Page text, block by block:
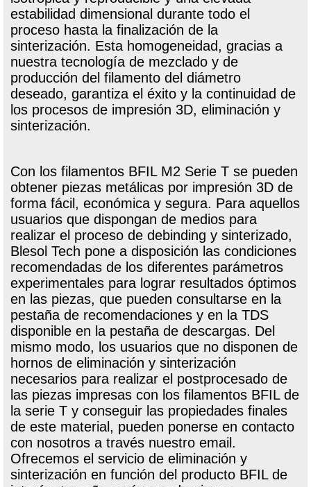
estabilidad dimensional durante todo el
proceso hasta la finalización de la
sinterización. Esta homogeneidad, gracias a
nuestra tecnología de mezclado y de
producción del filamento del diámetro
deseado, garantiza el éxito y la continuidad de
los procesos de impresión 3D, eliminación y
sinterización.
Con los filamentos BFIL M2 Serie T se pueden
obtener piezas metálicas por impresión 3D de
forma fácil, económica y segura. Para aquellos
usuarios que dispongan de medios para
realizar el proceso de debinding y sinterizado,
Blesol Tech pone a disposición las condiciones
recomendadas de los diferentes parámetros
experimentales para lograr resultados óptimos
en las piezas, que pueden consultarse en la
pestaña de recomendaciones y en la TDS
disponible en la pestaña de descargas. Del
mismo modo, los usuarios que no disponen de
hornos de eliminación y sinterización
necesarios para realizar el postprocesado de
las piezas impresas con los filamentos BFIL de
la serie T y conseguir las propiedades finales
de este material, pueden ponerse en contacto
con nosotros a través nuestro email.
Ofrecemos el servicio de eliminación y
sinterización en función del producto BFIL de